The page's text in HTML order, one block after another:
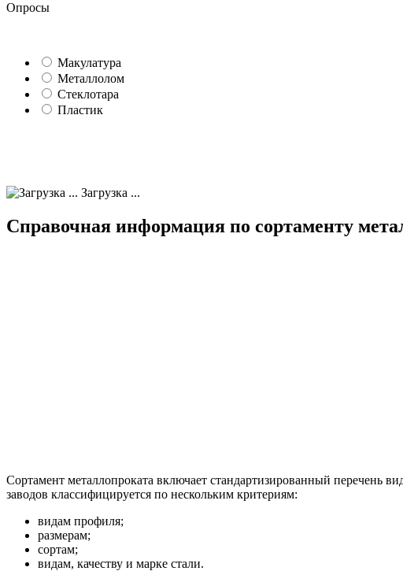
Опросы
Макулатура
Металлолом
Стеклотара
Пластик
Загрузка ...
Справочная информация по сортаменту
Сортамент металлопроката включает стандартизированный перечень
заводов классифицируется по нескольким критериям:
видам профиля;
размерам;
сортам;
видам, качеству и марке стали.